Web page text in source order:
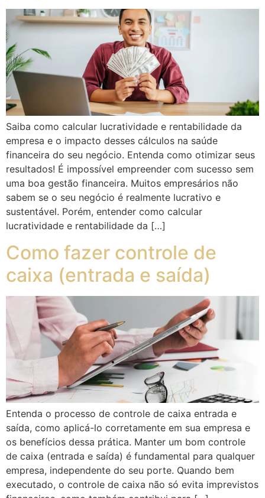
Saiba como calcular lucratividade e rentabilidade da
empresa e o impacto desses cálculos na saúde
financeira do seu negócio. Entenda como otimizar seus
resultados! É impossível empreender com sucesso sem
uma boa gestão financeira. Muitos empresários não
sabem se o seu negócio é realmente lucrativo e
sustentável. Porém, entender como calcular
lucratividade e rentabilidade da […]
Como fazer controle de
caixa (entrada e saída)
Entenda o processo de controle de caixa entrada e
saída, como aplicá-lo corretamente em sua empresa e
os benefícios dessa prática. Manter um bom controle
de caixa (entrada e saída) é fundamental para qualquer
empresa, independente do seu porte. Quando bem
executado, o controle de caixa não só evita imprevistos